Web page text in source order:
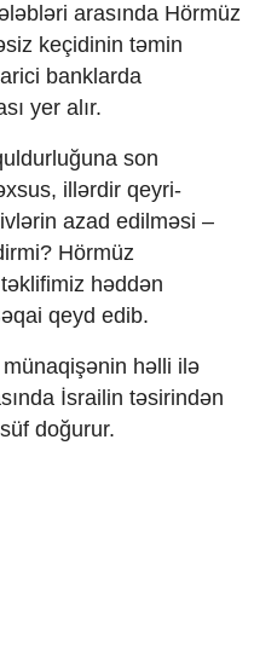
arasında Hörmüz
keçidinin təmin
banklarda
yer alır.
son
illərdir qeyri-
azad edilməsi –
Hörmüz
həddən
qeyd edib.
həlli ilə
İsrail in təsirindən
doğurur.